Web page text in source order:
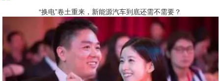
“换电”卷土重来，新能源汽车到底还需不需要？